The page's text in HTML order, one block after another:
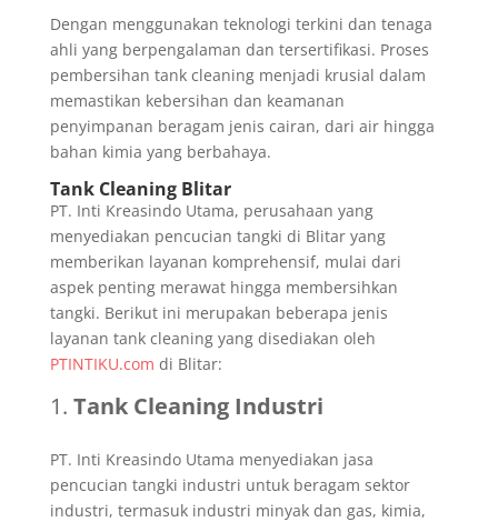
Dengan menggunakan teknologi terkini dan tenaga
ahli yang berpengalaman dan tersertifikasi. Proses
pembersihan tank cleaning menjadi krusial dalam
memastikan kebersihan dan keamanan
penyimpanan beragam jenis cairan, dari air hingga
bahan kimia yang berbahaya.
Tank Cleaning Blitar
PT. Inti Kreasindo Utama, perusahaan yang
menyediakan pencucian tangki di Blitar yang
memberikan layanan komprehensif, mulai dari
aspek penting merawat hingga membersihkan
tangki. Berikut ini merupakan beberapa jenis
layanan tank cleaning yang disediakan oleh
PTINTIKU.com di Blitar:
Tank Cleaning Industri
PT. Inti Kreasindo Utama menyediakan jasa
pencucian tangki industri untuk beragam sektor
industri, termasuk industri minyak dan gas, kimia,